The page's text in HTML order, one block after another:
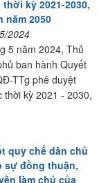
kỳ 2021-2030,
năm 2050
2024
5 năm 2024, Thủ
ban hành Quyết
TTg phê duyệt
thời kỳ 2021 - 2030,
quy chế dân chủ
sự đồng thuận,
làm chủ của